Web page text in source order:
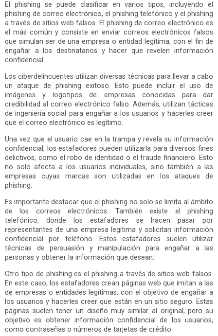
El phishing se puede clasificar en varios tipos, incluyendo el
phishing de correo electrónico, el phishing telefónico y el phishing
a través de sitios web falsos. El phishing de correo electrónico es
el más común y consiste en enviar correos electrónicos falsos
que simulan ser de una empresa o entidad legítima, con el fin de
engañar a los destinatarios y hacer que revelen información
confidencial.
Los ciberdelincuentes utilizan diversas técnicas para llevar a cabo
un ataque de phishing exitoso. Esto puede incluir el uso de
imágenes y logotipos de empresas conocidas para dar
credibilidad al correo electrónico falso. Además, utilizan tácticas
de ingeniería social para engañar a los usuarios y hacerles creer
que el correo electrónico es legítimo.
Una vez que el usuario cae en la trampa y revela su información
confidencial, los estafadores pueden utilizarla para diversos fines
delictivos, como el robo de identidad o el fraude financiero. Esto
no solo afecta a los usuarios individuales, sino también a las
empresas cuyas marcas son utilizadas en los ataques de
phishing.
Es importante destacar que el phishing no solo se limita al ámbito
de los correos electrónicos. También existe el phishing
telefónico, donde los estafadores se hacen pasar por
representantes de una empresa legítima y solicitan información
confidencial por teléfono. Estos estafadores suelen utilizar
técnicas de persuasión y manipulación para engañar a las
personas y obtener la información que desean.
Otro tipo de phishing es el phishing a través de sitios web falsos.
En este caso, los estafadores crean páginas web que imitan a las
de empresas o entidades legítimas, con el objetivo de engañar a
los usuarios y hacerles creer que están en un sitio seguro. Estas
páginas suelen tener un diseño muy similar al original, pero su
objetivo es obtener información confidencial de los usuarios,
como contraseñas o números de tarjetas de crédito.